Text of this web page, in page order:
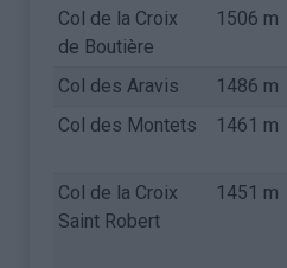
Col de la Croix
de Boutière
1506 m
Col des Aravis
1486 m
Col des Montets
1461 m
Col de la Croix
Saint Robert
1451 m